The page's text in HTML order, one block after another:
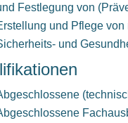
Festlegung von
und Pflege
und